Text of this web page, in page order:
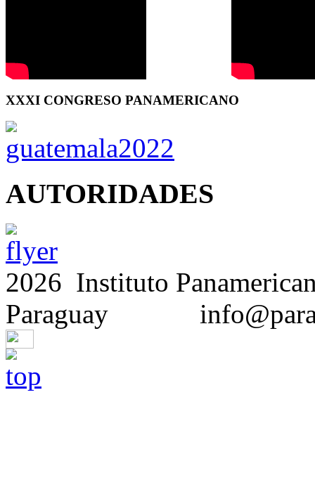
XXXI CONGRESO PANAMERICANO
AUTORIDADES
2026 Instituto
Paraguay